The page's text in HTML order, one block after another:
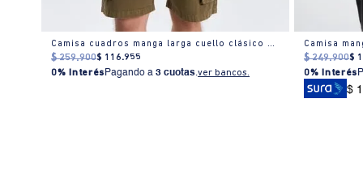
Camisa cuadros manga larga cuello clásico para hombre
$ 259.900$ 116.955
0% Interés Pagando a3 cuotas.ver bancos.
$ 249.900$
0% Interés
$